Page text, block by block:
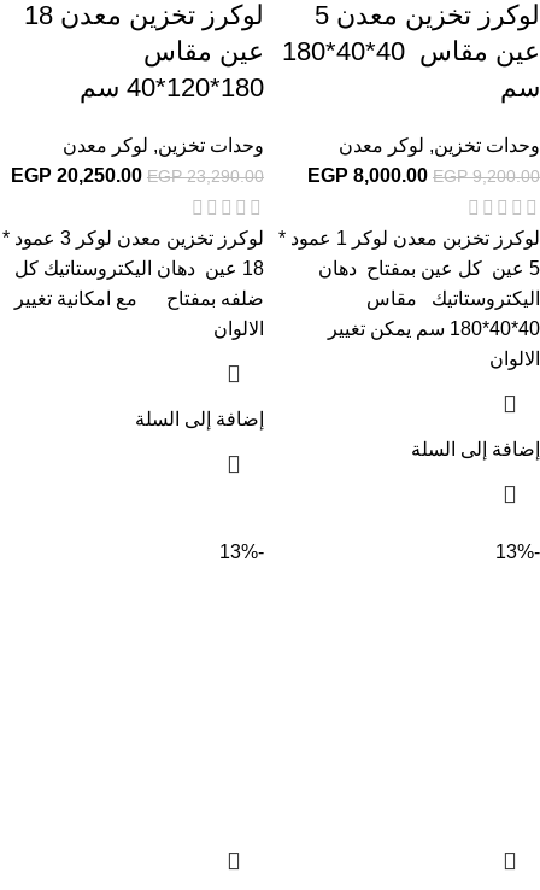
لوكرز تخزين معدن 5
عين مقاس 40*40*180
سم
وحدات تخزين, لوكر معدن
EGP9,200.00
EGP 8,000.00
لوكرز تخزبن معدن لوكر 1 عمود *
5 عين كل عين بمفتاح دهان
اليكتروستاتيك مقاس
40*40*180 سم يمكن تغيير
الالوان
إضافة إلى السلة
لوكرز تخزين معدن 18
عين مقاس
180*120*40 سم
وحدات تخزين, لوكر معدن
EGP23,290.00
EGP 20,250.00
لوكرز تخزين معدن لوكر 3 عمود *
18 عين دهان اليكتروستاتيك كل
ضلفه بمفتاح مع امكانية تغيير
الالوان
إضافة إلى السلة
-13%
-13%